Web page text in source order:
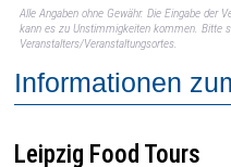
Alle Angaben ohne Gewähr. Die Eingabe der
kann es zu Unstimmigkeiten kommen. Bitte
Veranstalters/Veranstaltungsortes.
Informationen
Leipzig Food Tours